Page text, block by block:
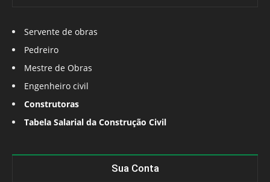
Servente de obras
Pedreiro
Mestre de Obras
Engenheiro civil
Construtoras
Tabela Salarial da Construção Civil
Sua Conta